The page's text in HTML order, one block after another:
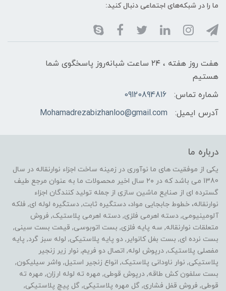
ما را در شبکه‌های اجتماعی دنبال کنید:
هفت روز هفته ، ۲۴ ساعت شبانه‌روز پاسخگوی شما
هستیم
شماره تماس:
09120894816
آدرس ایمیل:
Mohamadrezabizhanloo@gmail.com
درباره ما
یکی از موفقیت های ما نوآوری در زمینه ساخت اجزاء نوارنقاله در سال
1380 می باشد که در ۲۰ سال اخیر محصولات ما به عنوان مرجع طیف
گسترده ای از صنایع ماشین سازی از جمله تولید کنندگان اجزاء
نوارنقاله، خطوط جابجایی مواد، دستگیره ثابت, دستگیره لوله ای, فلکه
آلومینیومی, دسته اهرمی فلزی, دسته اهرمی پلاستیک, فروش
متعلقات نوارنقاله, سه پایه فلزی, بست اتوبوسی, قیمت بست سینی,
بست نرده ای, بست بغل کانوایر, دو پایه پلاستیکی, لوله سبز گرد, پایه
مفصلی پلاستیک, درپوش لوله, اتصال دو فریم, نوار زیر زنجیر
پلاستیکی, نوار ناودانی پلاستیک, انواع زنجیر استیل, واشر سیلیکون,
بست سلفون کش طاقه, درپوش قوطی, مهره ته لوله ارزان, مهره ته
قوطی, فروش قفل فشاری, گل مهره پلاستیکی, گل پیچ پلاستیکی,